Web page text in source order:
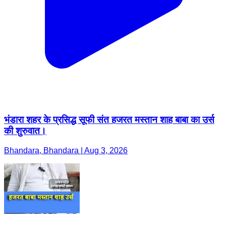
भंडारा शहर के प्रसिद्ध सूफी संत हजरत मस्तान शाह बाबा का उर्स
की शुरुवात।
Bhandara, Bhandara | Aug 3, 2026